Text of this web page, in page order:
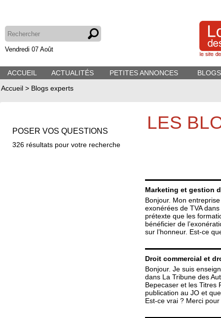
Vendredi 07 Août
ACCUEIL ACTUALITÉS PETITES ANNONCES
Accueil > Blogs experts
POSER VOS QUESTIONS LES
326 résultats pour votre recherche
Marketing et gestion
Bonjour. Mon
exonérées de TVA
prétexte que les
bénéficier de
sur l’honneur. Est-ce
Droit commercial et
Bonjour. Je suis
dans La Tribune des
Bepecaser et les Titres
publication au JO et
Est-ce vrai ? Merci